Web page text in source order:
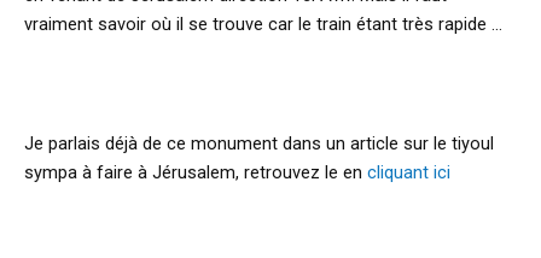
vraiment savoir où il se trouve car le train étant très rapide …
Je parlais déjà de ce monument dans un article sur le tiyoul
sympa à faire à Jérusalem, retrouvez le en cliquant ici